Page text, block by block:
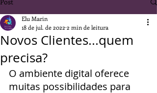
Novos Clientes...quem
precisa?
Elu Marin
18 de jul. de 2022 2 min de leitura
O ambiente digital oferece
muitas possibilidades para